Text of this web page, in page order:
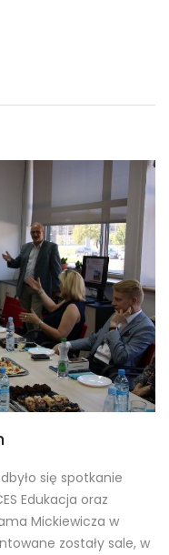
się spotkanie
Edukacja oraz
Mickiewicza w
zostały sale, w